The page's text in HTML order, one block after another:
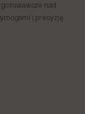
nad
i precyzję